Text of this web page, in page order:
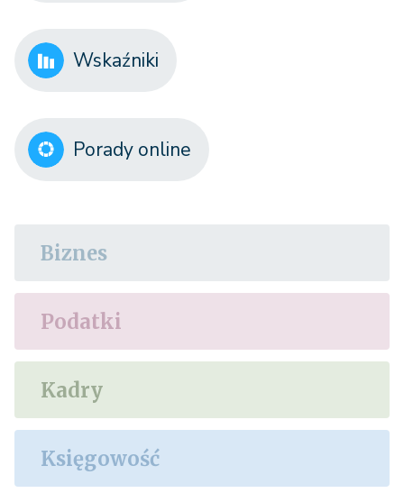
Wskaźniki
Porady online
Biznes
Podatki
Kadry
Księgowość